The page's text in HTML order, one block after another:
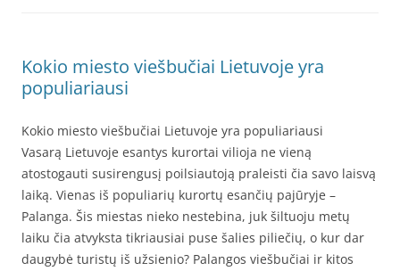
Kokio miesto viešbučiai Lietuvoje yra
populiariausi
Kokio miesto viešbučiai Lietuvoje yra populiariausi
Vasarą Lietuvoje esantys kurortai vilioja ne vieną
atostogauti susirengusį poilsiautoją praleisti čia savo laisvą
laiką. Vienas iš populiarių kurortų esančių pajūryje –
Palanga. Šis miestas nieko nestebina, juk šiltuoju metų
laiku čia atvyksta tikriausiai puse šalies piliečių, o kur dar
daugybė turistų iš užsienio? Palangos viešbučiai ir kitos